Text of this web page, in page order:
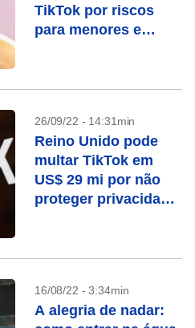
TikTok por riscos
para menores e
26/09/22 - 14:31min
Reino Unido pode
multar TikTok em
US$ 29 mi por não
proteger privacidade
16/08/22 - 3:34min
A alegria de nadar: